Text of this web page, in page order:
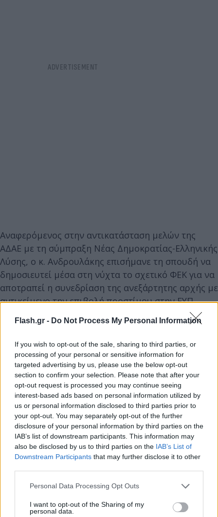
Flash.gr - Do Not Process My Personal Information
If you wish to opt-out of the sale, sharing to third parties, or
processing of your personal or sensitive information for
targeted advertising by us, please use the below opt-out
section to confirm your selection. Please note that after your
opt-out request is processed you may continue seeing
interest-based ads based on personal information utilized by
us or personal information disclosed to third parties prior to
your opt-out. You may separately opt-out of the further
disclosure of your personal information by third parties on the
IAB’s list of downstream participants. This information may
also be disclosed by us to third parties on the IAB’s List of
Downstream Participants that may further disclose it to other
Please note that this website/app uses one or more Google
not limited to your visit or usage behaviour. You may click to
grant or deny consent to Google and its third-party tags to
Personal Data Processing Opt Outs
I want to opt-out of the Sharing of my
personal data.
Αναφερόμενος στην αντικατάσταση μελών της
ΑΔΑΕ με τη σύμπραξη Νέας Δημοκρατίας-Ελληνικής
Λύσης, ο κ. Ανδρουλάκης επισήμανε τη σπουδή να
δημοσιευτεί μέσα στη νύχτα το σχετικό ΦΕΚ για να
αποτραπεί η συνεδρίαση της ανεξάρτητης αρχής με
αντικείμενο την επιβολή προστίμου στην ΕΥΠ.
της αρχής για να εμποδίσουν την υπόθεση αυτή.
Είναι αυτό ένα κανονικό ευρωπαϊκό κράτος;»
αναρωτήθηκε και συμπλήρωσε ως προς την
αποτυχία του “επιτελικού κράτους”: «Και τώρα που
μιλάμε, στη Θεσσαλία υπάρχει μία υγειονομική
βόμβα. Οι πολίτες βυθίζονται στην απελπισία”.
Σε δηλώσεις του, ο κ. Ανδρουλάκης ευχήθηκε καλή
επιτυχία στον υποψήφιο με τη στήριξη του ΠΑΣΟΚ-
Κινήματος Αλλαγής σημειώνοντας μεταξύ άλλων
επιστήμονα, που κοσμεί την προσπάθεια που
κάνουμε για μία αυτοδιοίκηση κοντά στον πολίτη.